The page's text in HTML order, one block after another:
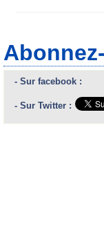
- Sur facebook :
- Sur Twitter :